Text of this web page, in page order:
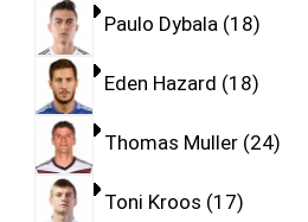
Paulo Dybala 18
Eden Hazard 18
Thomas Muller 24
Toni Kroos 17